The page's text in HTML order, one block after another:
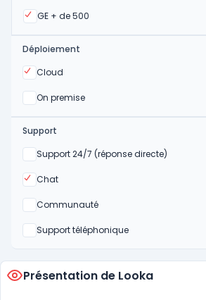
GE + de 500
Oui
Déploiement
Cloud
Oui
On premise
Oui
Support
Support 24/7 (réponse directe)
Non
Chat
Oui
Communauté
Non
Support téléphonique
Non
Présentation de Looka